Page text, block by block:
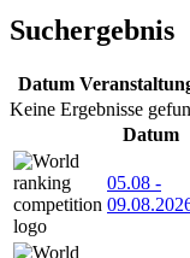
Suchergebnis
Datum
Keine Ergebnisse
Datum
05.08 -